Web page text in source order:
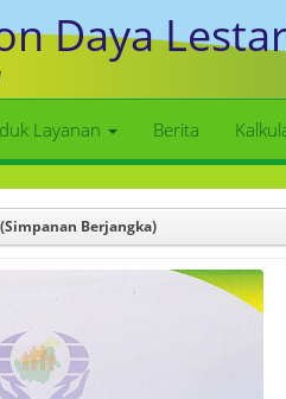
Daya
Layanan Berita
Berjangka)